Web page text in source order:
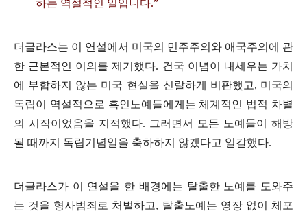
하는 역설적인 일입니다.”
더글라스는 이 연설에서 미국의 민주주의와 애국주의에 관
한 근본적인 이의를 제기했다. 건국 이념이 내세우는 가치
에 부합하지 않는 미국 현실을 신랄하게 비판했고, 미국의
독립이 역설적으로 흑인노예들에게는 체계적인 법적 차별
의 시작이었음을 지적했다. 그러면서 모든 노예들이 해방
될 때까지 독립기념일을 축하하지 않겠다고 일갈했다.
더글라스가 이 연설을 한 배경에는 탈출한 노예를 도와주
는 것을 형사범죄로 처벌하고, 탈출노예는 영장 없이 체포